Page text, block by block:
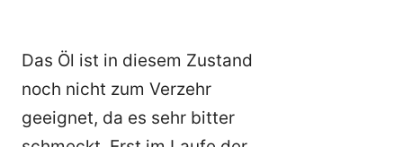
Das Öl ist in diesem Zustand
noch nicht zum Verzehr
geeignet, da es sehr bitter